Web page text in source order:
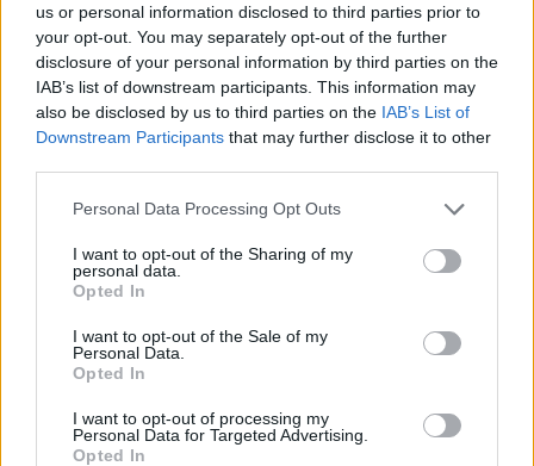
us or personal information disclosed to third parties prior to
your opt-out. You may separately opt-out of the further
disclosure of your personal information by third parties on the
IAB’s list of downstream participants. This information may
also be disclosed by us to third parties on the IAB’s List of
Downstream Participants that may further disclose it to other
Personal Data Processing Opt Outs
I want to opt-out of the Sharing of my
personal data.
Opted In
I want to opt-out of the Sale of my
Personal Data.
Opted In
I want to opt-out of processing my
Personal Data for Targeted Advertising.
Opted In
Assassin’s Creed Black Flag Resynced: Ubisoft
denkt bereits über neue DLCs nach
GamerInfos - 20. Juli 2026